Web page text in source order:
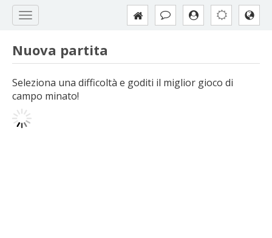
Nuova partita
Seleziona una difficoltà e goditi il miglior gioco di
campo minato!